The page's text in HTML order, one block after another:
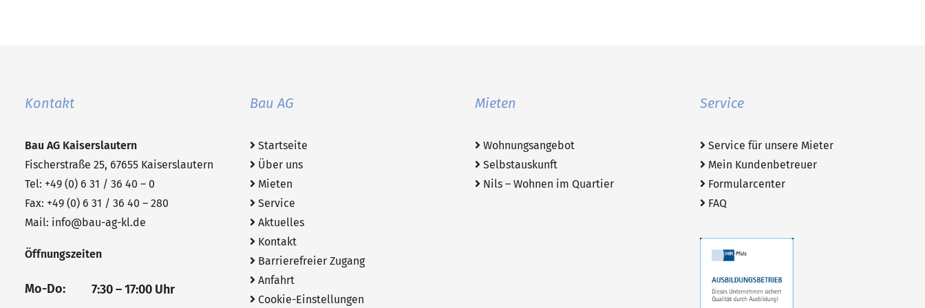
Kontakt
Bau AG Kaiserslautern
Fischerstraße 25, 67655 Kaiserslautern
Tel: +49 (0) 6 31 / 36 40 – 0
Fax: +49 (0) 6 31 / 36 40 – 280
Mail: info@bau-ag-kl.de
Öffnungszeiten
Mo-Do:
7:30 – 17:00 Uhr
Bau AG
Startseite
Über uns
Mieten
Service
Aktuelles
Kontakt
Barrierefreier Zugang
Anfahrt
Cookie-Einstellungen
Mieten
Wohnungsangebot
Selbstauskunft
Nils – Wohnen im Quartier
Service
Service für unsere Mieter
Mein Kundenbetreuer
Formularcenter
FAQ